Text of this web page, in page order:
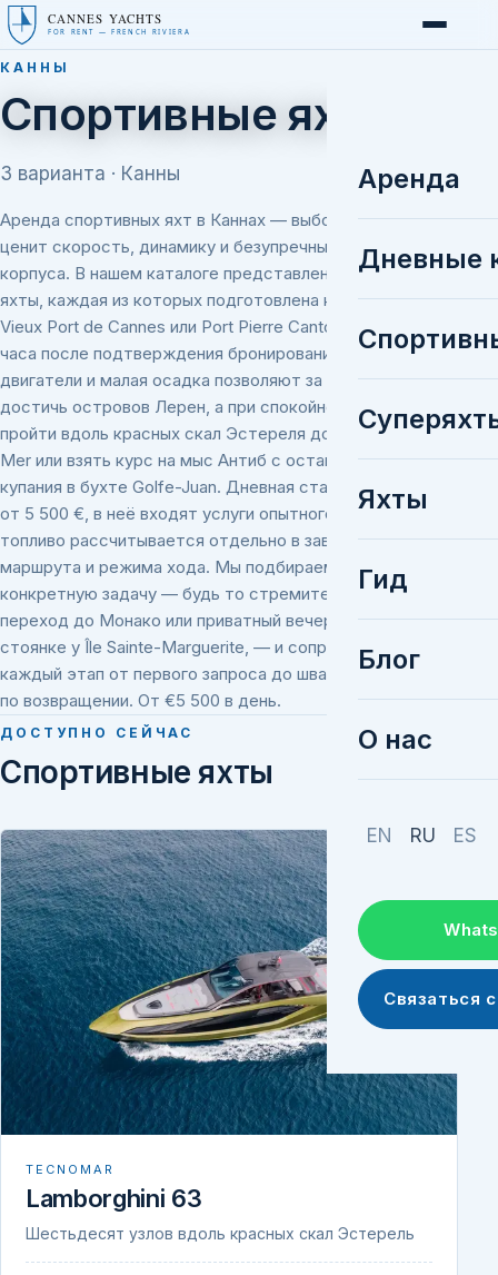
CANNES YACHTS
FOR RENT — FRENCH RIVIERA
Аренда
Дневные
Яхты
Гид
Блог
О нас
EN RU ES
Связаться
КАННЫ
Спортивные яхты
3 варианта · Канны
Аренда спортивных яхт в Каннах — выбор тех, кто
ценит скорость, динамику и безупречные линии
корпуса. В нашем каталоге представлены 3 спортивные
яхты, каждая из которых подготовлена к выходу из
Vieux Port de Cannes или Port Pierre Canto в течение
часа после подтверждения бронирования. Мощные
двигатели и малая осадка позволяют за 20–25 минут
достичь островов Лерен, а при спокойном море —
пройти вдоль красных скал Эстереля до Théoule-sur-
Mer или взять курс на мыс Антиб с остановкой для
купания в бухте Golfe-Juan. Дневная ставка начинается
от 5 500 €, в неё входят услуги опытного капитана,
топливо рассчитывается отдельно в зависимости от
маршрута и режима хода. Мы подбираем яхту под
конкретную задачу — будь то стремительный дневной
переход до Монако или приватный вечер на якорной
стоянке у Île Sainte-Marguerite, — и сопровождаем
каждый этап от первого запроса до швартовки кормой
по возвращении. От €5 500 в день.
ДОСТУПНО СЕЙЧАС
Спортивные яхты
TECNOMAR
Lamborghini 63
Шестьдесят узлов вдоль красных скал Эстерель